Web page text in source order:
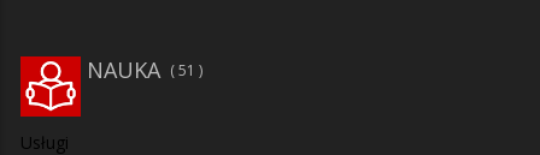
51
NAUKA
Usługi